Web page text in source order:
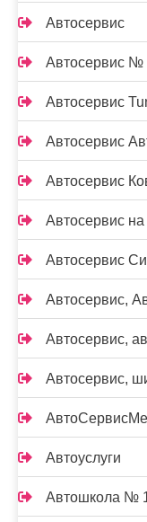
Автосервис
Автосервис №
Автосервис
Автосервис
Автосервис
Автосервис
Автосервис
Автосервис,
Автосервис,
Автосервис,
Автоуслуги
Автошкола №